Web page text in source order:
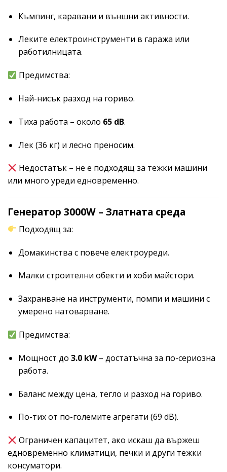
Къмпинг, каравани и външни активности.
Леките електроинструменти в гаража или
работилницата.
Предимства:
Най-нисък разход на гориво.
Тиха работа – около 65 dB.
Лек (36 кг) и лесно преносим.
Недостатък – не е подходящ за тежки машини
или много уреди едновременно.
Генератор 3000W – Златната среда
Подходящ за:
Домакинства с повече електроуреди.
Малки строителни обекти и хоби майстори.
Захранване на инструменти, помпи и машини с
умерено натоварване.
Предимства:
Мощност до 3.0 kW– достатъчна за по-сериозна
работа.
Баланс между цена, тегло и разход на гориво.
По-тих от по-големите агрегати (69 dB).
Ограничен капацитет, ако искаш да вържеш
едновременно климатици, печки и други тежки
консуматори.